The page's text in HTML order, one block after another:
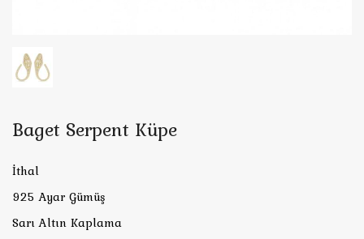
Baget Serpent Küpe
İthal
925 Ayar Gümüş
Sarı Altın Kaplama